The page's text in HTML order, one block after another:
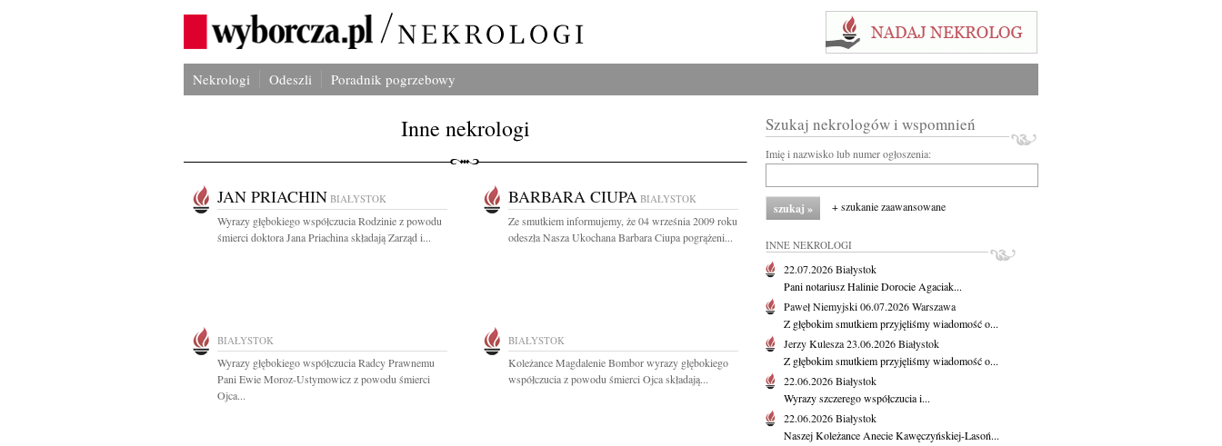
Nekrologi Odeszli Poradnik pogrzebowy
Inne nekrologi
JAN PRIACHIN BIAŁYSTOK
Wyrazy głębokiego współczucia Rodzinie z powodu
śmierci doktora Jana Priachina składają Zarząd i...
BARBARA CIUPA BIAŁYSTOK
Ze smutkiem informujemy, że 04 września 2009 roku
odeszła Nasza Ukochana Barbara Ciupa pogrążeni...
BIAŁYSTOK
Wyrazy głębokiego współczucia Radcy Prawnemu
Pani Ewie Moroz-Ustymowicz z powodu śmierci
Ojca...
BIAŁYSTOK
Koleżance Magdalenie Bombor wyrazy głębokiego
współczucia z powodu śmierci Ojca składają...
Szukaj nekrologów i wspomnień
Imię i nazwisko lub numer ogłoszenia:
+ szukanie zaawansowane
INNE NEKROLOGI
22.07.2026Białystok
Pani notariusz Halinie Dorocie Agaciak...
Paweł Niemyjski06.07.2026Warszawa
Z głębokim smutkiem przyjęliśmy wiadomość o...
Jerzy Kulesza23.06.2026Białystok
Z głębokim smutkiem przyjęliśmy wiadomość o...
22.06.2026Białystok
Wyrazy szczerego współczucia i...
22.06.2026Białystok
Naszej Koleżance Anecie Kawęczyńskiej-Lasoń...